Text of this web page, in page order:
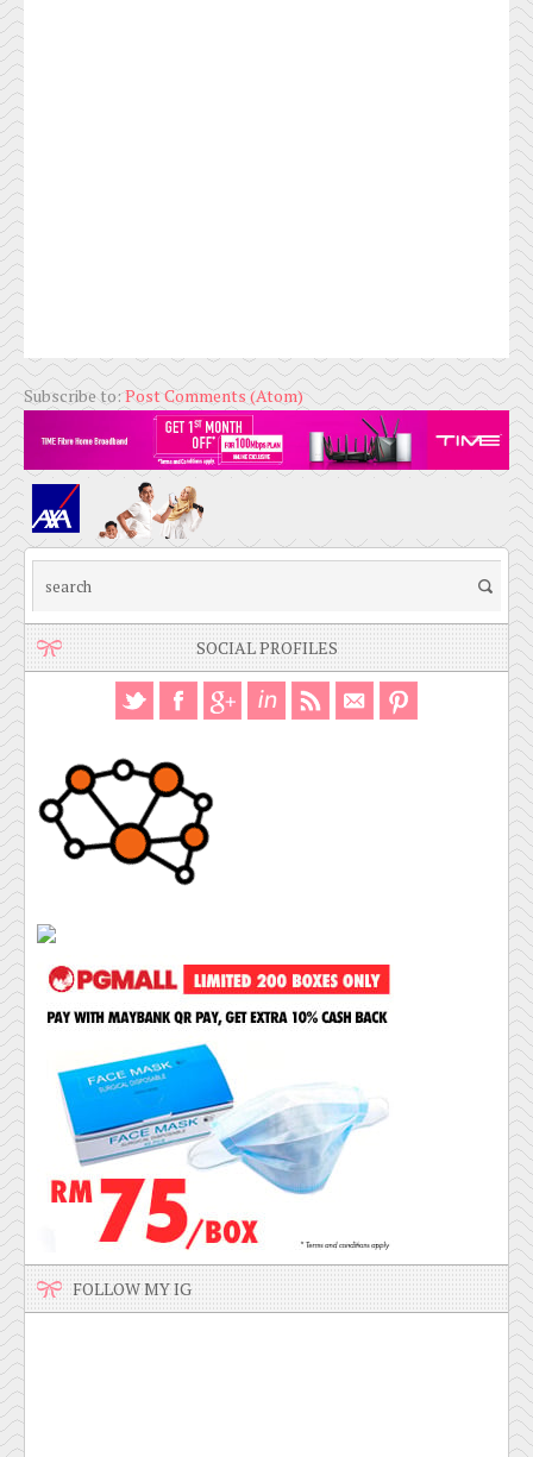
Subscribe to:Post Comments (Atom)
SOCIAL PROFILES
FOLLOW MY IG